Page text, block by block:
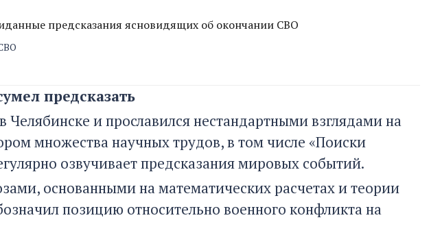
предсказания ясновидящих об окончании СВО
предсказать
Челябинске и прославился нестандартными взглядами на
множества научных трудов, в том числе «Поиски
озвучивает предсказания мировых событий.
основанными на математических расчетах и теории
позицию относительно военного конфликта на